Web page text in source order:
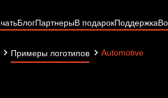
БлогПартнерыВ подарокПоддержка
Примеры логотипов Automotive